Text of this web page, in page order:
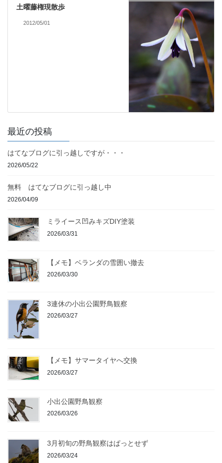
土曜藤権現散歩
2012/05/01
最近の投稿
はてなブログに引っ越しですが・・・
2026/05/22
無料 はてなブログに引っ越し中
2026/04/09
ミライース凹みキズDIY塗装
2026/03/31
【メモ】ベランダの雪囲い撤去
2026/03/30
3連休の小出公園野鳥観察
2026/03/27
【メモ】サマータイヤへ交換
2026/03/27
小出公園野鳥観察
2026/03/26
3月初旬の野鳥観察はぱっとせず
2026/03/24